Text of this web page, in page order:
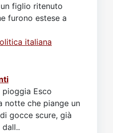
figlio ritenuto
furono estese a
italiana
Esco
notte che piange un
gocce scure, già